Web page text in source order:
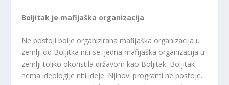
Boljitak je mafijaška organizacija
Ne postoji bolje organizirana mafijaška organizacija u
zemlji od Boljitka niti se ijedna mafijaška organizacija u
zemlji toliko okoristila državom kao Boljitak. Boljitak
nema ideologije niti ideje. Njihovi programi ne postoje.